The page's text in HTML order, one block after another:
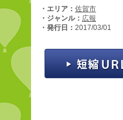
・エリア： 佐賀市
・ジャンル： 広報
・発行日： 2017/03/01